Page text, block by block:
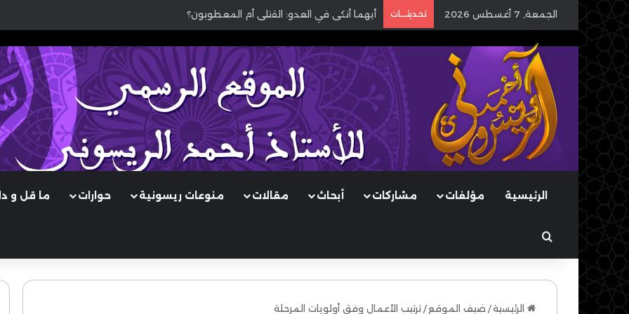
الجمعة, 7 أغسطس 2026 تحديثـــات أيهما أنكى في العدو: القتلى أم المعطوبون؟
الرئيسية مؤلفات مشاركات أبحاث مقالات منوعات ريسونية حوارات ما قل و
بحث عن
الرئيسية/ ضيف الموقع / ترتيب الأعمال وفق أولويات المرحلة